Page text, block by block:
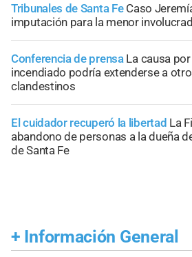
Tribunales de Santa Fe Caso
imputación para la menor
Conferencia de prensa La causa
incendiado podría extenderse a
clandestinos
El cuidador recuperó la libertad La
abandono de personas a la dueña
de Santa Fe
+ Información General